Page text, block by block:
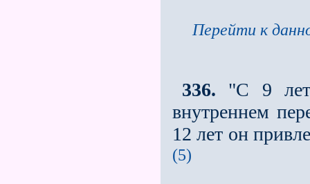
Перейти к
336. "С 9 лет
внутреннем
12 лет он
(5)